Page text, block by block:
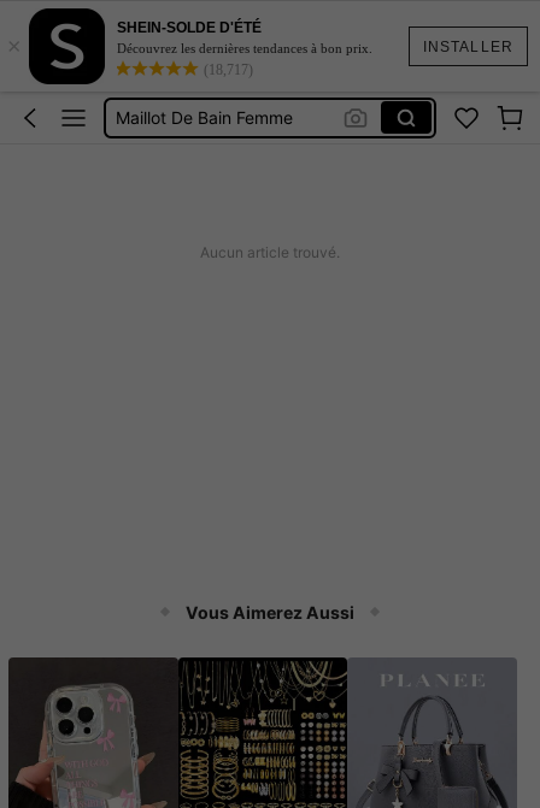
INSTALLER
×
SHEIN-SOLDE D'ÉTÉ
Découvrez les dernières tendances à bon prix.
(18,717)
Robe Femme été
Maillot De Bain Femme
Aucun article trouvé.
Vous Aimerez Aussi